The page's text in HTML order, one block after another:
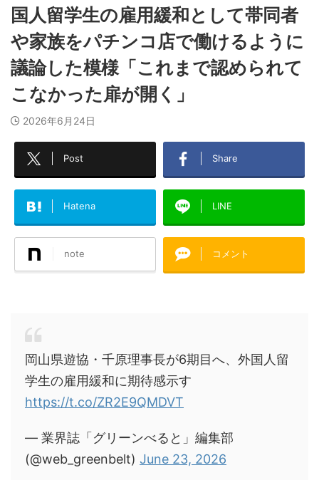
国人留学生の雇用緩和として帯同者
や家族をパチンコ店で働けるように
議論した模様「これまで認められて
こなかった扉が開く」
2026年6月24日
Post Share
Hatena LINE
note コメント
岡山県遊協・千原理事長が6期目へ、外国人留
学生の雇用緩和に期待感示す
https://t.co/ZR2E9QMDVT
— 業界誌「グリーンべると」編集部
(@web_greenbelt) June 23, 2026